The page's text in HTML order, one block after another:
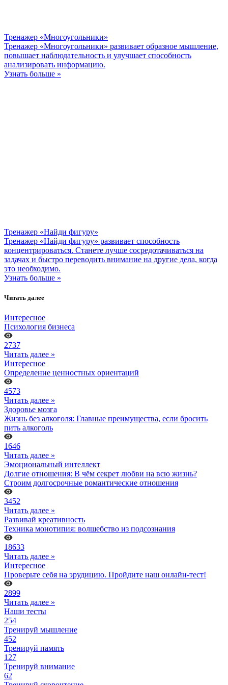
Тренажер «Многоугольники»
Тренажер «Многоугольники» развивает образное мышление,
повышает наблюдательность и улучшает способность
анализировать информацию.
Узнать больше »
Тренажер «Найди фигуру»
Тренажер «Найди фигуру» развивает способность
концентрироваться. Станете лучше сосредотачиваться на
задачах и быстро переводить внимание на другие дела, когда
это необходимо.
Узнать больше »
Читать далее
Интересное
Психология бизнеса
2737
Читать далее »
Интересное
Определение ценностных ориентаций
4573
Читать далее »
Здоровье мозга
Жизнь без алкоголя: Главные преимущества, если бросить
пить алкоголь
1646
Читать далее »
Эмоциональный интеллект
Долгие отношения: В чём секрет любви на всю жизнь?
Строим долгосрочные романтические отношения
3452
Читать далее »
Развивай креативность
Техника монотипия: волшебство из подсознания
18633
Читать далее »
Интересное
Проверьте себя на эрудицию. Пройдите наш онлайн-тест!
2899
Читать далее »
Наши тесты
254
Тренируй мышление
452
Тренируй память
127
Тренируй внимание
62